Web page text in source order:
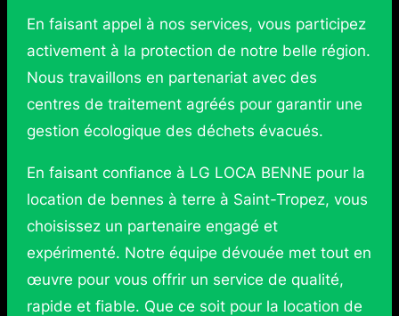
En faisant appel à nos services, vous participez
activement à la protection de notre belle région.
Nous travaillons en partenariat avec des
centres de traitement agréés pour garantir une
gestion écologique des déchets évacués.
En faisant confiance à LG LOCA BENNE pour la
location de bennes à terre à Saint-Tropez, vous
choisissez un partenaire engagé et
expérimenté. Notre équipe dévouée met tout en
œuvre pour vous offrir un service de qualité,
rapide et fiable. Que ce soit pour la location de